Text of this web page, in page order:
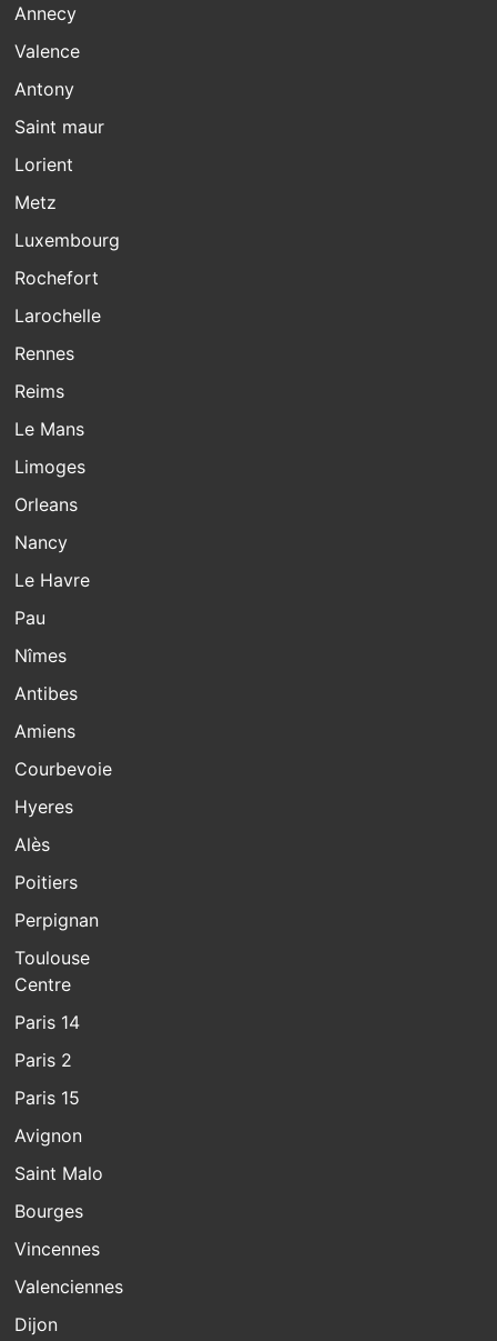
Annecy
Valence
Antony
Saint maur
Lorient
Metz
Luxembourg
Rochefort
Larochelle
Rennes
Reims
Le Mans
Limoges
Orleans
Nancy
Le Havre
Pau
Nîmes
Antibes
Amiens
Courbevoie
Hyeres
Alès
Poitiers
Perpignan
Toulouse
Centre
Paris 14
Paris 2
Paris 15
Avignon
Saint Malo
Bourges
Vincennes
Valenciennes
Dijon